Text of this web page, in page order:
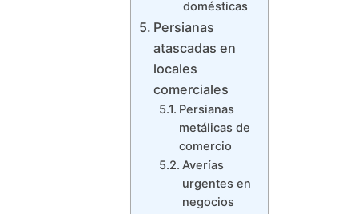
domésticas
Persianas
atascadas en
locales
comerciales
Persianas
metálicas de
comercio
Averías
urgentes en
negocios